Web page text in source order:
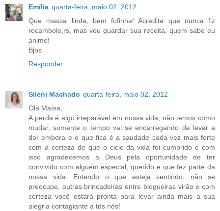
Emília quarta-feira, maio 02, 2012
Que massa linda, bem fofinha! Acredita que nunca fiz
rocambole,rs, mas vou guardar sua receita, quem sabe eu
anime!
Bjos
Responder
Sileni Machado quarta-feira, maio 02, 2012
Olá Maísa,
A perda é algo irreparável em nossa vida, não temos como
mudar, somente o tempo vai se encarregando de levar a
dor embora e o que fica é a saudade cada vez mais forte
com a certeza de que o ciclo da vida foi cumprido e com
isso agradecemos a Deus pela oportunidade de ter
convivido com alguém especial, querido e que fez parte da
nossa vida. Entendo o que esteja sentindo, não se
preocupe, outras brincadeiras entre blogueiras virão e com
certeza você estará pronta para levar ainda mais a sua
alegria contagiante a tds nós!